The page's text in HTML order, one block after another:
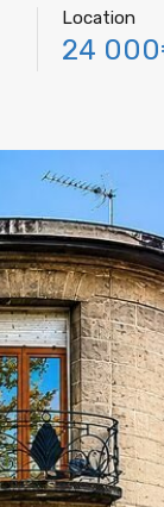
Location
24